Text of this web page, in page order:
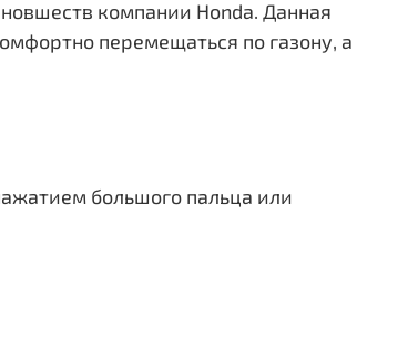
компании Honda. Данная
перемещаться по газону, а
большого пальца или